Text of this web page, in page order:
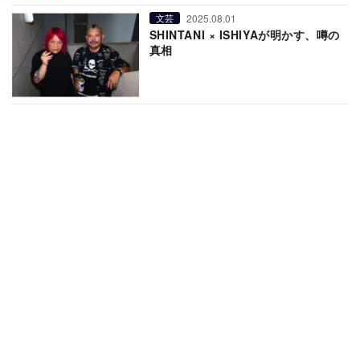
文芸 2025.08.01
SHINTANI × ISHIYAが明かす、噂の
真相